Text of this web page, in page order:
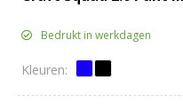
Bedrukt in werkdagen